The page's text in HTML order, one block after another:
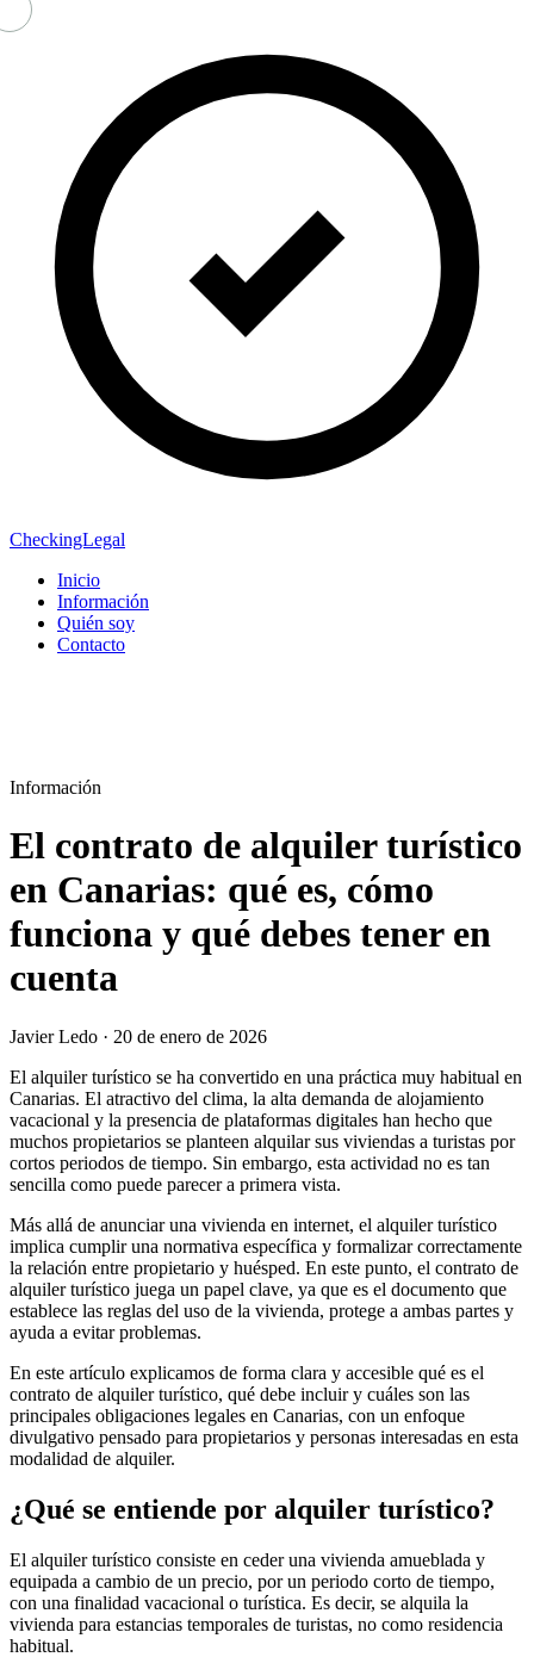
CheckingLegal
Inicio
Información
Quién soy
Contacto
Información
El contrato de alquiler turístico
en Canarias: qué es, cómo
funciona y qué debes tener en
cuenta
Javier Ledo · 20 de enero de 2026
El alquiler turístico se ha convertido en una práctica muy habitual en
Canarias. El atractivo del clima, la alta demanda de alojamiento
vacacional y la presencia de plataformas digitales han hecho que
muchos propietarios se planteen alquilar sus viviendas a turistas por
cortos periodos de tiempo. Sin embargo, esta actividad no es tan
sencilla como puede parecer a primera vista.
Más allá de anunciar una vivienda en internet, el alquiler turístico
implica cumplir una normativa específica y formalizar correctamente
la relación entre propietario y huésped. En este punto, el contrato de
alquiler turístico juega un papel clave, ya que es el documento que
establece las reglas del uso de la vivienda, protege a ambas partes y
ayuda a evitar problemas.
En este artículo explicamos de forma clara y accesible qué es el
contrato de alquiler turístico, qué debe incluir y cuáles son las
principales obligaciones legales en Canarias, con un enfoque
divulgativo pensado para propietarios y personas interesadas en esta
modalidad de alquiler.
¿Qué se entiende por alquiler turístico?
El alquiler turístico consiste en ceder una vivienda amueblada y
equipada a cambio de un precio, por un periodo corto de tiempo,
con una finalidad vacacional o turística. Es decir, se alquila la
vivienda para estancias temporales de turistas, no como residencia
habitual.